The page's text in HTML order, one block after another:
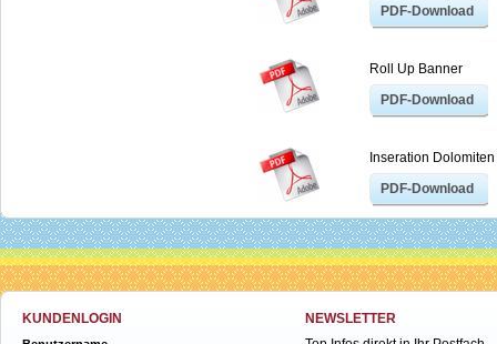
PDF-Download
Roll Up Banner
PDF-Download
Inseration Dolomiten
PDF-Download
KUNDENLOGIN
NEWSLETTER